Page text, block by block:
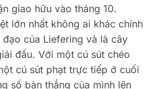
giao hữu vào tháng 10.
lớn nhất không ai khác chính
đạo của Liefering và là cây
đấu. Với một cú sút chéo
cú sút phạt trực tiếp ở cuối
số bàn thắng của mình lên